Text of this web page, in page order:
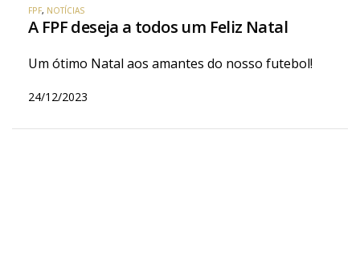
FPF, NOTÍCIAS
A FPF deseja a todos um Feliz Natal
Um ótimo Natal aos amantes do nosso futebol!
24/12/2023